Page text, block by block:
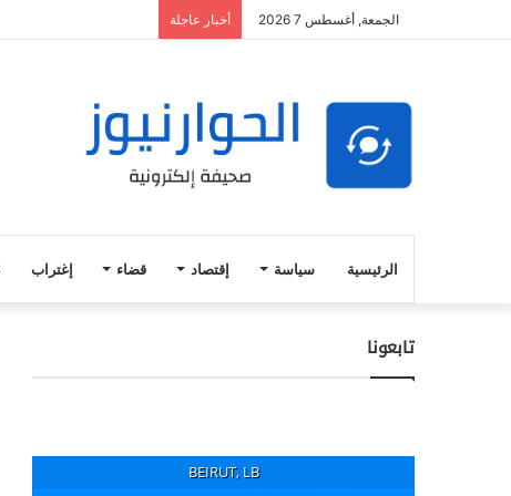
الجمعة, أغسطس 7 2026 أخبار عاجلة
الرئيسية سياسة إقتصاد قضاء إغتراب
تابعونا
BEIRUT, LB